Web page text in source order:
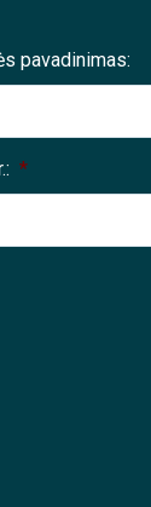
pavadinimas:
*